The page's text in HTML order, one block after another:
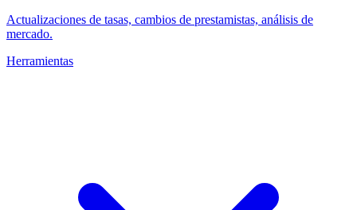
Actualizaciones de tasas, cambios de prestamistas, análisis de
mercado.
Herramientas